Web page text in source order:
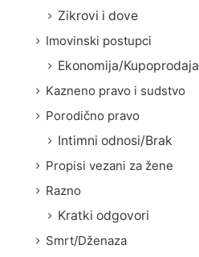
Zikrovi i dove
Imovinski postupci
Ekonomija/Kupoprodaja
Kazneno pravo i sudstvo
Porodično pravo
Intimni odnosi/Brak
Propisi vezani za žene
Razno
Kratki odgovori
Smrt/Dženaza